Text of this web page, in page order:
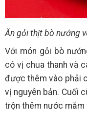
Ăn gỏi thịt bò nướng
Với món gỏi bò
có vị chua thanh và
được thêm vào phải
vị nguyên bản. Cuối
trộn thêm nước mắm